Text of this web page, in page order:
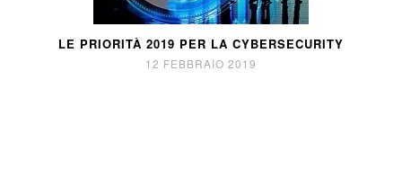
LE PRIORITÀ 2019 PER LA CYBERSECURITY
12 FEBBRAIO 2019